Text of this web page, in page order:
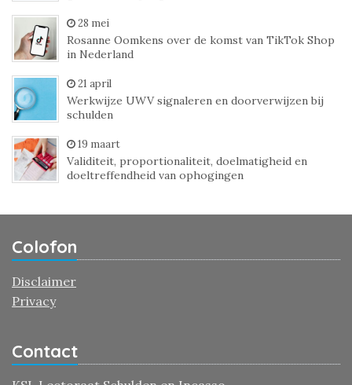
28 mei
Rosanne Oomkens over de komst van TikTok Shop
in Nederland
21 april
Werkwijze UWV signaleren en doorverwijzen bij
schulden
19 maart
Validiteit, proportionaliteit, doelmatigheid en
doeltreffendheid van ophogingen
Colofon
Disclaimer
Privacy
Contact